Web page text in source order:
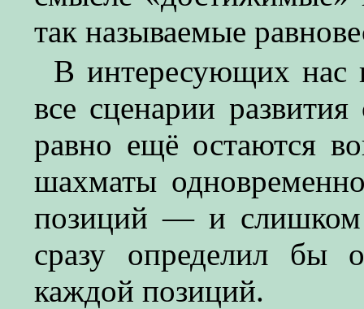
так называемые
В интересующих нас
все сценарии
равно ещё остаются
шахматы
позиций — и
сразу определил бы
каждой позиций.